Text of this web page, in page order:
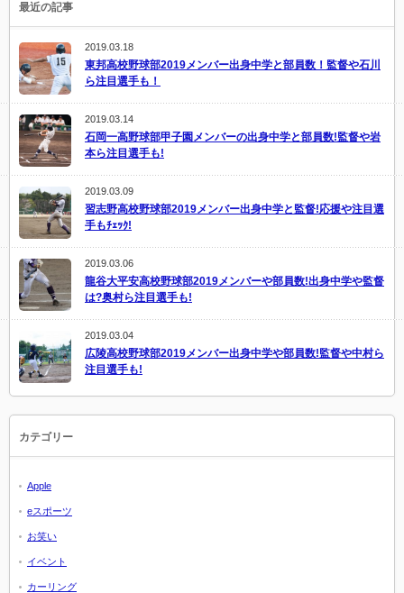
最近の記事
2019.03.18
東邦高校野球部2019メンバー出身中学と部員数！監督や石川
ら注目選手も！
2019.03.14
石岡一高野球部甲子園メンバーの出身中学と部員数!監督や岩
本ら注目選手も!
2019.03.09
習志野高校野球部2019メンバー出身中学と監督!応援や注目選
手もﾁｪｯｸ!
2019.03.06
龍谷大平安高校野球部2019メンバーや部員数!出身中学や監督
は?奥村ら注目選手も!
2019.03.04
広陵高校野球部2019メンバー出身中学や部員数!監督や中村ら
注目選手も!
カテゴリー
Apple
eスポーツ
お笑い
イベント
カーリング